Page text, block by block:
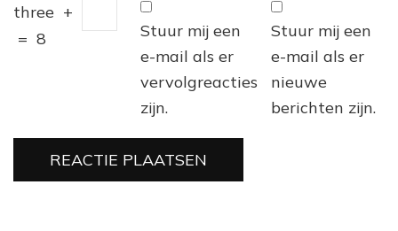
three +
= 8
Stuur mij een
e-mail als er
vervolgreacties
zijn.
Stuur mij een
e-mail als er
nieuwe
berichten zijn.